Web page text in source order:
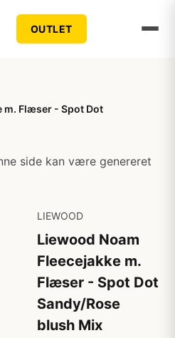
OUTLET
m. Flæser - Spot Dot
side kan være genereret
LIEWOOD
Liewood Noam
Fleecejakke m.
Flæser - Spot Dot
Sandy/Rose
blush Mix